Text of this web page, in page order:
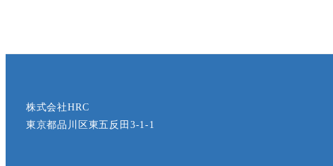
株式会社HRC
東京都品川区東五反田3-1-1